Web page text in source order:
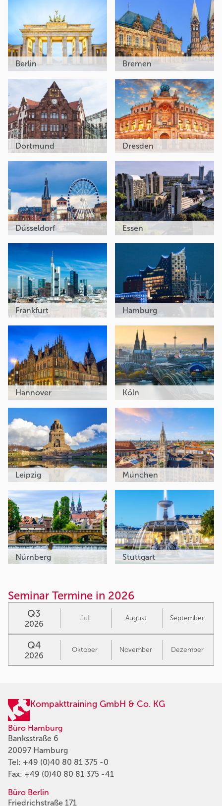
Berlin Bremen
Dortmund Dresden
Düsseldorf Essen
Frankfurt Hamburg
Hannover Köln
Leipzig München
Nürnberg Stuttgart
Seminar Termine in 2026
Q3
2026
Juli August September
Q4
2026
Oktober November Dezember
Kompakttraining GmbH & Co. KG
Büro Hamburg
Banksstraße 6
20097 Hamburg
Tel: +49 (0)40 80 81 375 -0
Fax: +49 (0)40 80 81 375 -41
Büro Berlin
Friedrichstraße 171